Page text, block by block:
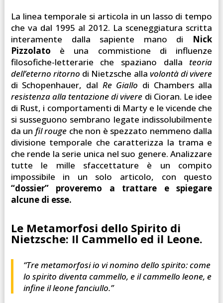
La linea temporale si articola in un lasso di tempo
che va dal 1995 al 2012. La sceneggiatura scritta
interamente dalla sapiente mano di Nick
Pizzolato è una commistione di influenze
filosofiche-letterarie che spaziano dalla teoria
dell’eterno ritorno di Nietzsche alla volontà di vivere
di Schopenhauer, dal Re Giallo di Chambers alla
resistenza alla tentazione di vivere di Cioran. Le idee
di Rust, i comportamenti di Marty e le vicende che
si susseguono sembrano legate indissolubilmente
da un fil rouge che non è spezzato nemmeno dalla
divisione temporale che caratterizza la trama e
che rende la serie unica nel suo genere. Analizzare
tutte le mille sfaccettature è un compito
impossibile in un solo articolo, con questo
“dossier” proveremo a trattare e spiegare
alcune di esse.
Le Metamorfosi dello Spirito di
Nietzsche: Il Cammello ed il Leone.
“Tre metamorfosi io vi nomino dello spirito: come
lo spirito diventa cammello, e il cammello leone, e
infine il leone fanciullo.”